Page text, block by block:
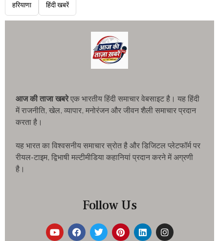
हरियाणा हिंदी खबरें
आज की ताजा खबरेएक भारतीय हिंदी समाचार वेबसाइट है। यह हिंदी
में राजनीति, खेल, व्यापार, मनोरंजन और जीवन शैली समाचार प्रदान
करता है।
यह भारत का विश्वसनीय समाचार स्रोत है और डिजिटल प्लेटफॉर्म पर
रीयल-टाइम, द्विभाषी मल्टीमीडिया कहानियां प्रदान करने में अग्रणी
है।
Follow Us